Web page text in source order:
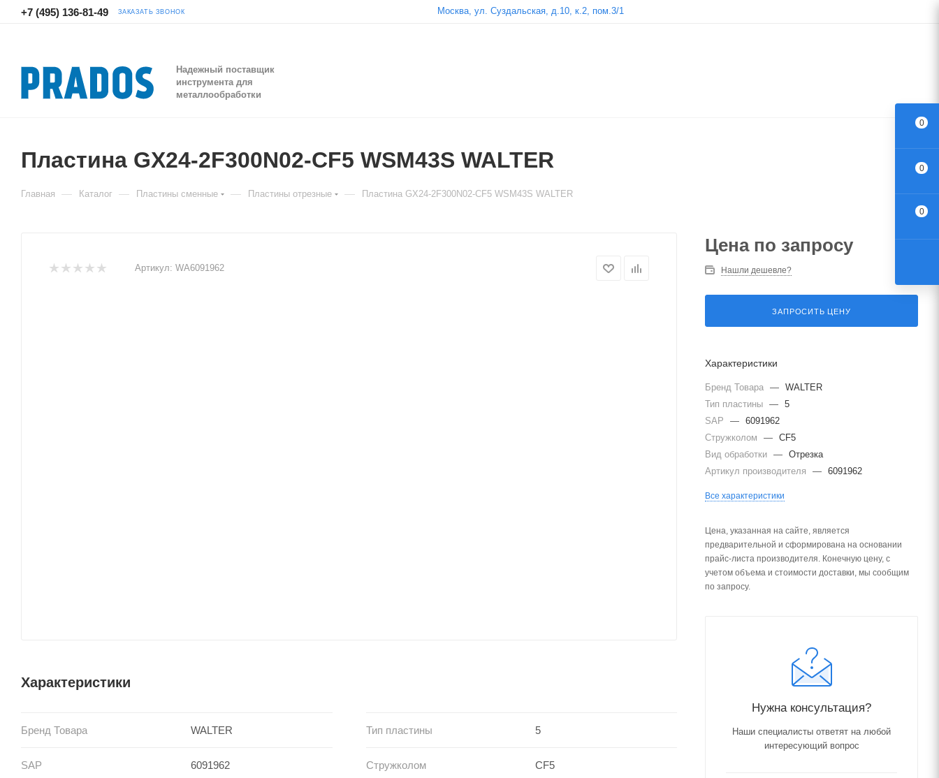
+7 (495) 136-81-49 ЗАКАЗАТЬ ЗВОНОК Москва, ул. Суздальская, д.10, к.2, пом.3/1
Надежный поставщик
инструмента для
металлообработки
Пластина GX24-2F300N02-CF5 WSM43S WALTER
Главная — Каталог — Пластины сменные — Пластины отрезные — Пластина GX24-2F300N02-CF5 WSM43S WALTER
Артикул: WA6091962
Характеристики
Бренд Товара WALTER Тип пластины 5
SAP 6091962 Стружколом CF5
Цена по запросу
Нашли дешевле?
ЗАПРОСИТЬ ЦЕНУ
Характеристики
Бренд Товара — WALTER
Тип пластины — 5
SAP
— 6091962
Стружколом
— CF5
Вид обработки — Отрезка
Артикул производителя
— 6091962
Все характеристики
Цена, указанная на сайте, является
предварительной и сформирована на основании
прайс-листа производителя. Конечную цену, с
учетом объема и стоимости доставки, мы сообщим
по запросу.
Нужна консультация?
Наши специалисты ответят на любой
интересующий вопрос
0
0
0